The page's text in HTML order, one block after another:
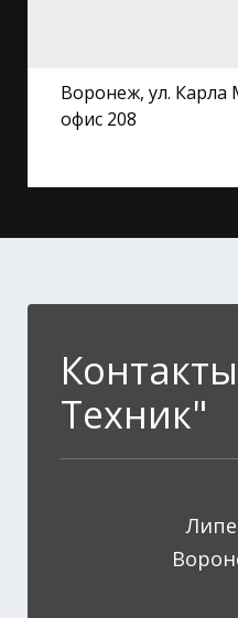
Воронеж, ул. Карла
офис 208
Техник"